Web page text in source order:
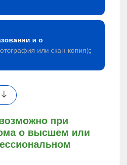
при
о высшем или
и о
или скан-копия);